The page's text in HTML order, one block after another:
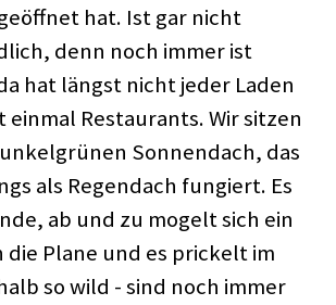
hat. Ist gar nicht
denn noch immer ist
hat längst nicht jeder Laden
Restaurants. Wir sitzen
Sonnendach, das
als Regendach fungiert. Es
ab und zu mogelt sich ein
Plane und es prickelt im
so wild - sind noch immer